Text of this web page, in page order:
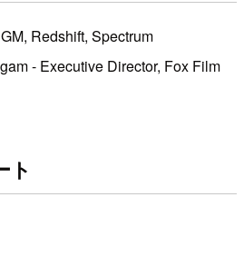
Redshift, Spectrum
- Executive Director, Fox Film
ト